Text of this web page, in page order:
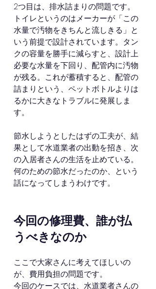
2つ目は、排水詰まりの問題です。
トイレというのはメーカーが「この
水量で汚物をきちんと流しきる」と
いう前提で設計されています。タン
クの容量を勝手に減らすと、設計上
必要な水量を下回り、配管内に汚物
が残る。これが蓄積すると、配管の
詰まりという、ペットボトルよりは
るかに大きなトラブルに発展しま
す。
節水しようとしたはずの工夫が、結
果として水道業者の出動を招き、次
の入居者さんの生活を止めている。
何のための節水だったのか、という
話になってしまうわけです。
今回の修理費、誰が払
うべきなのか
ここで大家さんに考えてほしいの
が、費用負担の問題です。
今回のケースでは、水道業者さんの